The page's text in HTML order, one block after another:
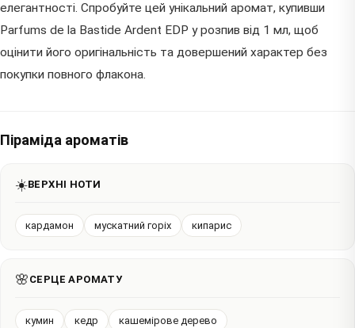
елегантності. Спробуйте цей унікальний аромат, купивши
Parfums de la Bastide Ardent EDP у розпив від 1 мл, щоб
оцінити його оригінальність та довершений характер без
покупки повного флакона.
Піраміда ароматів
☀️ВЕРХНІ НОТИ
кардамон мускатний горіх кипарис
🌸 СЕРЦЕ АРОМАТУ
кумин кедр кашемірове дерево